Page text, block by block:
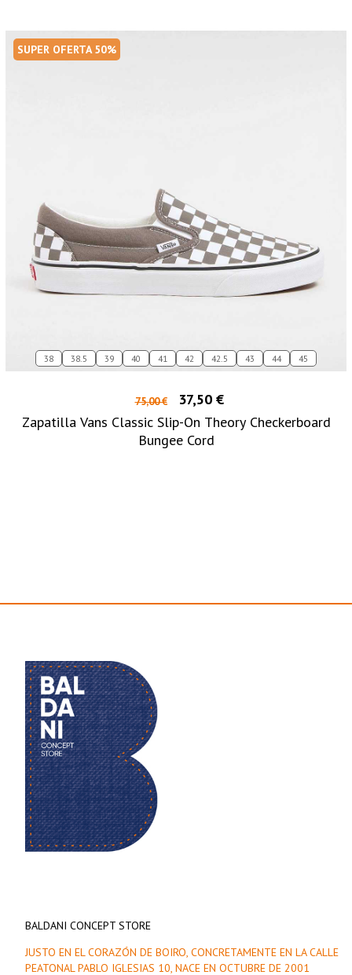
SUPER OFERTA 50%
38 38.5 39 40 41 42 42.5 43 44 45
75,00 €
37,50 €
Zapatilla Vans Classic Slip-On Theory Checkerboard
Bungee Cord
BALDANI CONCEPT STORE
JUSTO EN EL CORAZÓN DE BOIRO, CONCRETAMENTE EN LA CALLE
PEATONAL PABLO IGLESIAS 10, NACE EN OCTUBRE DE 2001